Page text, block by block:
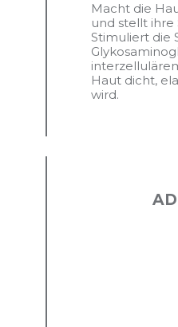
Macht die
und stellt
Stimuliert die
Haut dicht,
wird.